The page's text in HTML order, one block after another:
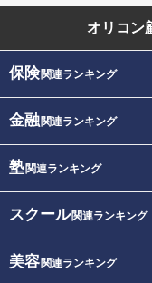
オリコン
保険関連ランキング
金融関連ランキング
塾関連ランキング
スクール関連ランキング
美容関連ランキング